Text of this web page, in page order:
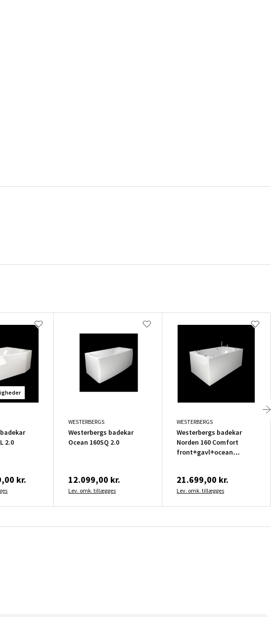
2.0
kr.
WESTERBERGS
Westerbergs badekar
Ocean 160SQ 2.0
12.099,00 kr.
Lev. omk. tillægges
WESTERBERGS
Westerbergs badekar
Norden 160 Comfort
front+gavl+ocean
21.699,00 kr.
Lev. omk. tillægges